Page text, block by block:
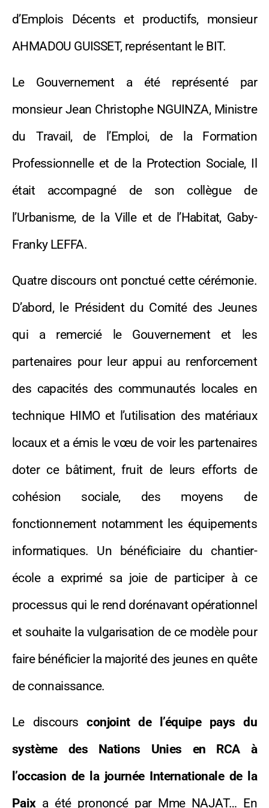
d’Emplois Décents et productifs, monsieur
AHMADOU GUISSET, représentant le BIT.
Le Gouvernement a été représenté par
monsieur Jean Christophe NGUINZA, Ministre
du Travail, de l’Emploi, de la Formation
Professionnelle et de la Protection Sociale, Il
était accompagné de son collègue de
l’Urbanisme, de la Ville et de l’Habitat, Gaby-
Franky LEFFA.
Quatre discours ont ponctué cette cérémonie.
D’abord, le Président du Comité des Jeunes
qui a remercié le Gouvernement et les
partenaires pour leur appui au renforcement
des capacités des communautés locales en
technique HIMO et l’utilisation des matériaux
locaux et a émis le vœu de voir les partenaires
doter ce bâtiment, fruit de leurs efforts de
cohésion sociale, des moyens de
fonctionnement notamment les équipements
informatiques. Un bénéficiaire du chantier-
école a exprimé sa joie de participer à ce
processus qui le rend dorénavant opérationnel
et souhaite la vulgarisation de ce modèle pour
faire bénéficier la majorité des jeunes en quête
de connaissance.
Le discours conjoint de l’équipe pays du
système des Nations Unies en RCA à
l’occasion de la journée Internationale de la
Paixa été prononcé par Mme NAJAT… En